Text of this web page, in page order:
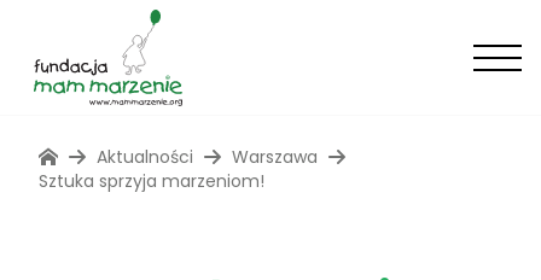
Aktualności
Warszawa
Sztuka sprzyja marzeniom!